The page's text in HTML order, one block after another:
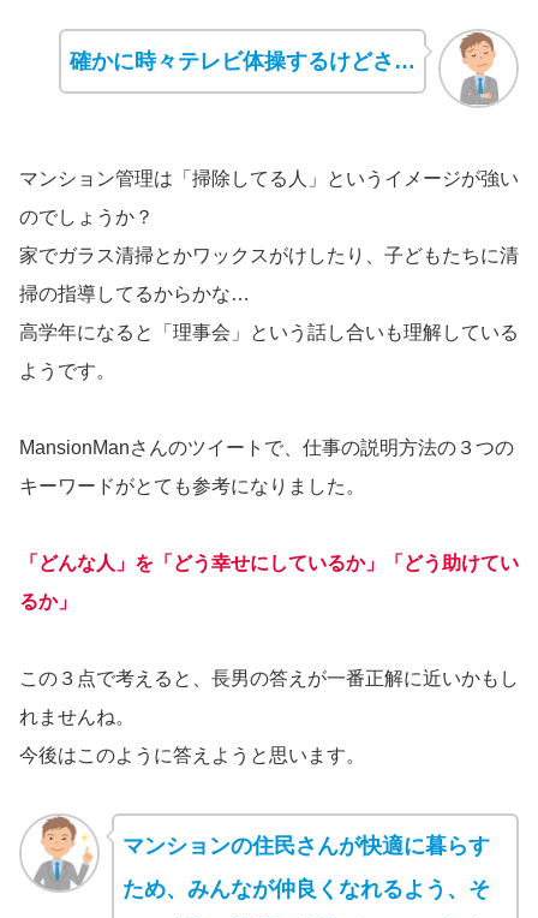
確かに時々テレビ体操するけどさ…
マンション管理は「掃除してる人」というイメージが強い
のでしょうか？
家でガラス清掃とかワックスがけしたり、子どもたちに清
掃の指導してるからかな…
高学年になると「理事会」という話し合いも理解している
ようです。
MansionManさんのツイートで、仕事の説明方法の３つの
キーワードがとても参考になりました。
「どんな人」を「どう幸せにしているか」「どう助けてい
るか」
この３点で考えると、長男の答えが一番正解に近いかもし
れませんね。
今後はこのように答えようと思います。
マンションの住民さんが快適に暮らす
ため、みんなが仲良くなれるよう、そ